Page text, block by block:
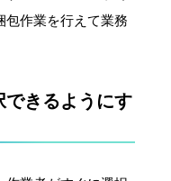
包作業を行えて業務
できるようにす